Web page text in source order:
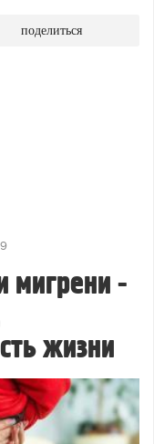
поделиться
мигрени -
жизни